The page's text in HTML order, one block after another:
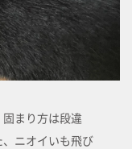
まり方は段違
ニオイいも飛び